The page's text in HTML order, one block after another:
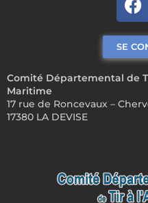
Comité Départemental de
Maritime
17 rue de Roncevaux –
17380 LA DEVISE
SE